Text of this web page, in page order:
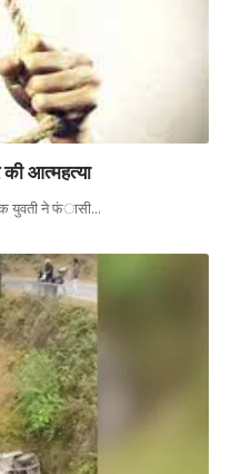
आत्महत्या
युवती ने फंासी…